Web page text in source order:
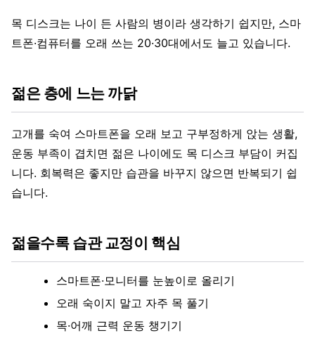
목 디스크는 나이 든 사람의 병이라 생각하기 쉽지만, 스마
트폰·컴퓨터를 오래 쓰는 20·30대에서도 늘고 있습니다.
젊은 층에 느는 까닭
고개를 숙여 스마트폰을 오래 보고 구부정하게 앉는 생활,
운동 부족이 겹치면 젊은 나이에도 목 디스크 부담이 커집
니다. 회복력은 좋지만 습관을 바꾸지 않으면 반복되기 쉽
습니다.
젊을수록 습관 교정이 핵심
스마트폰·모니터를 눈높이로 올리기
오래 숙이지 말고 자주 목 풀기
목·어깨 근력 운동 챙기기